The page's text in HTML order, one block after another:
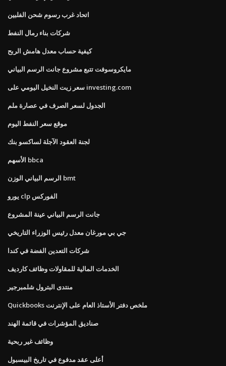
اتحاد غرب رسوم شحن الفلبين
شركات بناء رمال النفط
كيفية حساب معدل هامش الربح
مايكروسوفت تتبع مشروع جانت الرسم البياني
سعر زيت النخيل اليومي على investing.com
الجدول لسعر الصرف في عصارة ملم
موقع سعر النفط اليوم
لجنة العقود الآجلة لساكسو بنك
الأسهم bbca
الرسم البياني الوزن bmt
يورو clp الفوركس
جانت الرسم البياني عينة المشروع
جي بي مورغان معدل رئيس الوزراء التاريخي
شركات التعدين الفضة في كندا
الخدمات المالية للمقاولات وظائف كارديف
منتدى البترول شلمبرجير
Quickbooks ملخص دفتر الأستاذ العام على الإنترنت
صناديق المؤشرات في قائمة الهند
وظائف غير ربحية
أعلى عقد مدفوع في تاريخ البيسبول